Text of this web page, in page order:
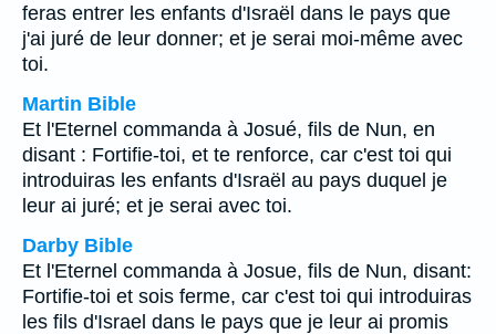
feras entrer les enfants d'Israël dans le pays que
j'ai juré de leur donner; et je serai moi-même avec
toi.
Martin Bible
Et l'Eternel commanda à Josué, fils de Nun, en
disant : Fortifie-toi, et te renforce, car c'est toi qui
introduiras les enfants d'Israël au pays duquel je
leur ai juré; et je serai avec toi.
Darby Bible
Et l'Eternel commanda à Josue, fils de Nun, disant:
Fortifie-toi et sois ferme, car c'est toi qui introduiras
les fils d'Israel dans le pays que je leur ai promis